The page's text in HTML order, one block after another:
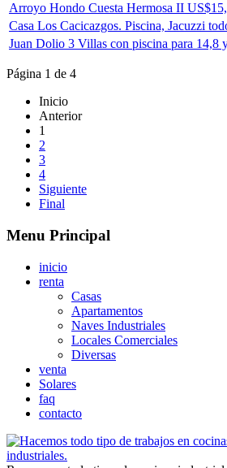
Arroyo Hondo Cuesta Hermosa II
Casa Los Cacicazgos. Piscina, Jacuzzi
Juan Dolio 3 Villas con piscina para 14,8
Página 1 de 4
Inicio
Anterior
1
2
3
4
Siguiente
Final
Menu Principal
inicio
renta
Casas
Apartamentos
Naves Industriales
Locales Comerciales
Diversas
venta
Solares
faq
contacto